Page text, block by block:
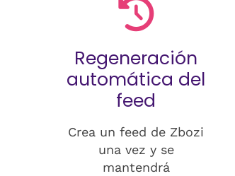
Regeneración
automática del
feed
Crea un feed de Zbozi
una vez y se
mantendrá